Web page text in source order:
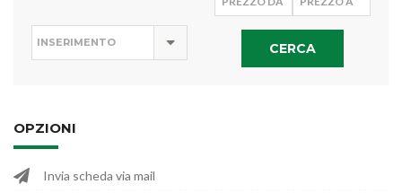
CERCA
OPZIONI
Invia scheda via mail